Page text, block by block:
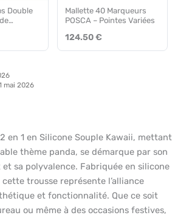
Double
Mallette 40 Marqueurs
POSCA – Pointes Variées
124.50 €
mai 2026
en 1 en Silicone Souple Kawaii, mettant
thème panda, se démarque par son
sa polyvalence. Fabriquée en silicone
trousse représente l’alliance
et fonctionnalité. Que ce soit
ou même à des occasions festives,